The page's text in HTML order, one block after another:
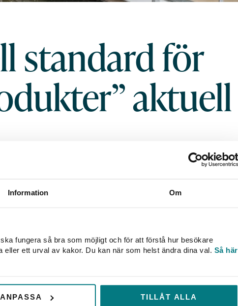
Information Om
fungera så bra som möjligt och för att förstå hur besökare
ett urval av kakor. Du kan när som helst ändra dina val. Så här
ANPASSA TILLÅT ALLA
standard för
aktuell
(ISO) pågår just nu ett initiativ
spolbara enligt sina förpackningar, orsakar
Bland följderna av att opassande
medlemmar bland annat om skador på
stopp och gallerrensningar.
med frågan om ”spolbara produkter”. Trots
”spolbara” eller ”flushable”. Nu riskerar detta
finns initiativ inom ISO till ett förarbete som på sikt